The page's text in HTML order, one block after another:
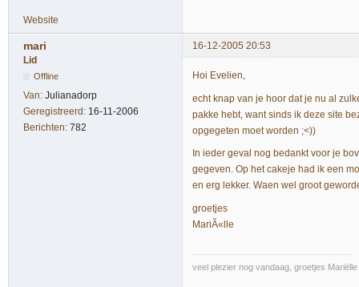
Website
mari
16-12-2005 20:53
Lid
Offline
Van: Julianadorp
Geregistreerd: 16-11-2006
Berichten: 782
Hoi Evelien,
echt knap van je hoor dat je nu al
pakke hebt, want sinds ik deze site
opgegeten moet worden ;<))
In ieder geval nog bedankt voor je
gegeven. Op het cakeje had ik een
en erg lekker. Waen wel groot
groetjes
MariÃ«lle
veel plezier nog vandaag, groetjes Mariëlle